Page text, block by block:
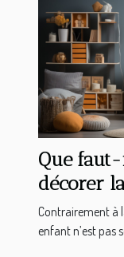
Que
décorer
enfant ?
Contrairement à
enfant n’est pas